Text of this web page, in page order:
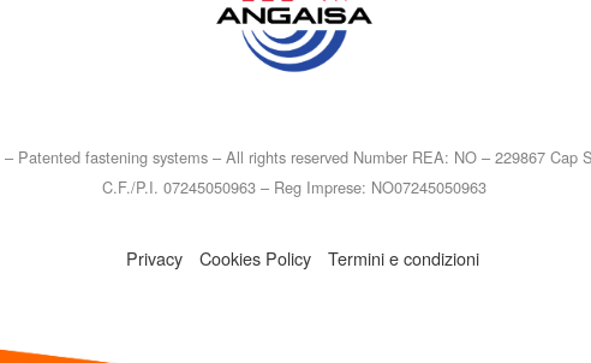
Patented fastening systems – All rights reserved Number REA: NO – 229867 Cap
C.F./P.I. 07245050963 – Reg Imprese: NO07245050963
Privacy Cookies Policy Termini e condizioni